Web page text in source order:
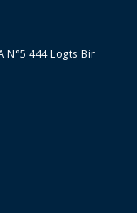
444 Logts Bir